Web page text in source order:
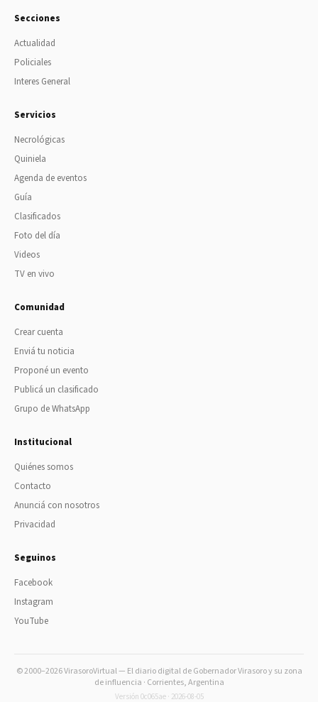
Secciones
Actualidad
Policiales
Interes General
Servicios
Necrológicas
Quiniela
Agenda de eventos
Guía
Clasificados
Foto del día
Videos
TV en vivo
Comunidad
Crear cuenta
Enviá tu noticia
Proponé un evento
Publicá un clasificado
Grupo de WhatsApp
Institucional
Quiénes somos
Contacto
Anunciá con nosotros
Privacidad
Seguinos
Facebook
Instagram
YouTube
© 2000–2026 VirasoroVirtual — El diario digital de Gobernador Virasoro y su zona
de influencia · Corrientes, Argentina
Versión 0c065ae · 2026-08-05